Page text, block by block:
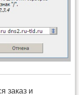
заказ и